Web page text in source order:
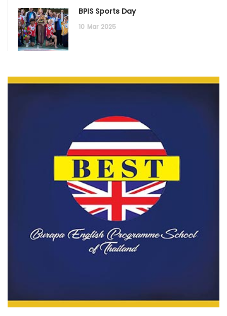
BPIS Sports Day
10 Mar 2025